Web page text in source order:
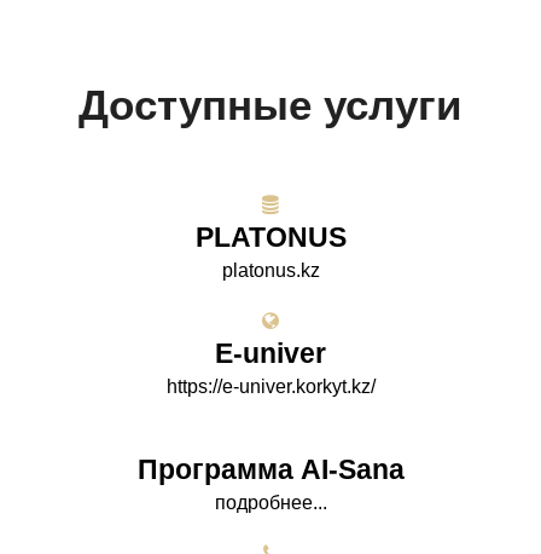
Доступные услуги
PLATONUS
platonus.kz
E-univer
https://e-univer.korkyt.kz/
Программа AI-Sana
подробнее...